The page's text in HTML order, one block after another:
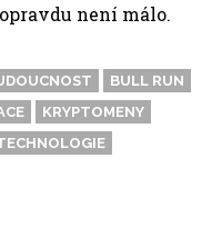
není málo.
BULL RUN
KRYPTOMENY